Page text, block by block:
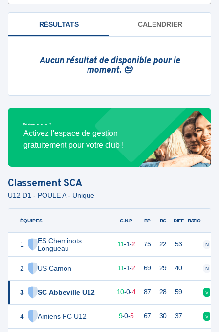
RÉSULTATS CALENDRIER
Aucun résultat de disponible pour le
moment. 😔
Bénévole de ce club ?
Activez l'espace de gestion
gratuitement pour votre club !
Classement SCA
U12 D1 - POULE A - Unique
ÉQUIPES
1
ES Cheminots
Longueau
2 US Camon
3 SC Abbeville U12
4 Amiens FC U12
G-N-P BP BC DIFF RATIO
11-1-2 75 22 53 N
11-1-2 69 29 40 N
30 10-0-4 87 28 59 V
27 9-0-5 67 30 37 V